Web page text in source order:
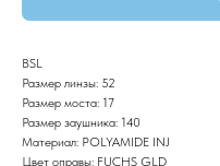
BSL
Размер линзы: 52
Размер моста: 17
Размер заушника: 140
Материал: POLYAMIDE INJ
Цвет оправы: FUCHS GLD